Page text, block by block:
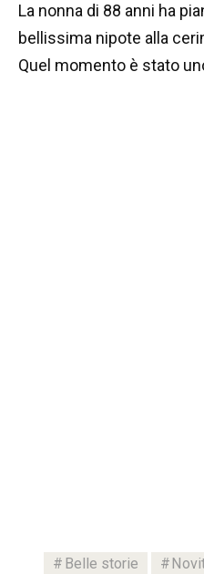
La nonna di 88 anni ha
bellissima nipote alla
Quel momento è stato
Belle storie